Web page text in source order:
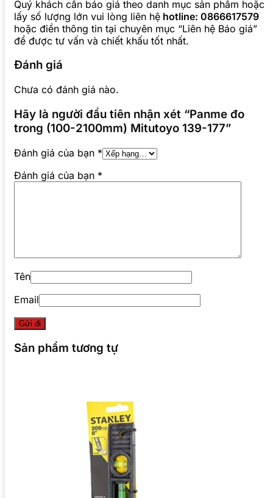
Quý khách cần báo giá theo danh mục sản phẩm hoặc
lấy số lượng lớn vui lòng liên hệ hotline: 0866617579
hoặc điền thông tin tại chuyên mục “Liên hệ Báo giá”
để được tư vấn và chiết khấu tốt nhất.
Đánh giá
Chưa có đánh giá nào.
Hãy là người đầu tiên nhận xét “Panme đo
trong (100-2100mm) Mitutoyo 139-177”
Đánh giá của bạn *
Đánh giá của bạn *
Tên
Email
Sản phẩm tương tự